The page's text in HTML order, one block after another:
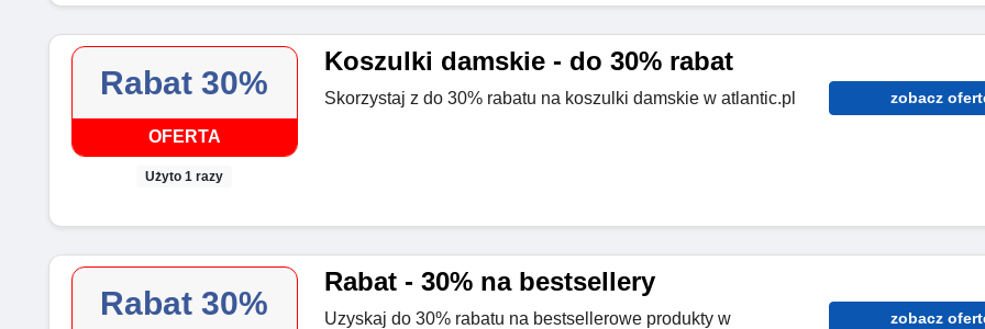
Rabat 30%
OFERTA
Użyto 1 razy
Koszulki damskie - do 30% rabat
Skorzystaj z do 30% rabatu na koszulki damskie w atlantic.pl zobacz
Rabat 30%
Rabat - 30% na bestsellery
Uzyskaj do 30% rabatu na bestsellerowe produkty w
zobacz